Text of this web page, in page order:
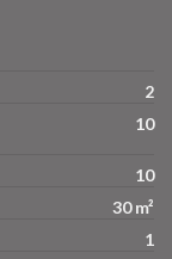
2
10
10
30 m²
1